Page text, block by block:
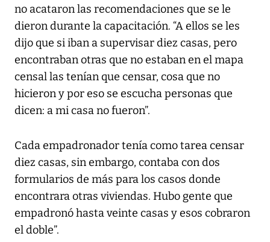
no acataron las recomendaciones que se le
dieron durante la capacitación. “A ellos se les
dijo que si iban a supervisar diez casas, pero
encontraban otras que no estaban en el mapa
censal las tenían que censar, cosa que no
hicieron y por eso se escucha personas que
dicen: a mi casa no fueron”.
Cada empadronador tenía como tarea censar
diez casas, sin embargo, contaba con dos
formularios de más para los casos donde
encontrara otras viviendas. Hubo gente que
empadronó hasta veinte casas y esos cobraron
el doble”.